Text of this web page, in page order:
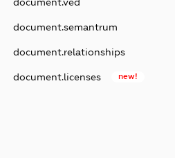
document.semantrum
document.relationships
document.licenses new!